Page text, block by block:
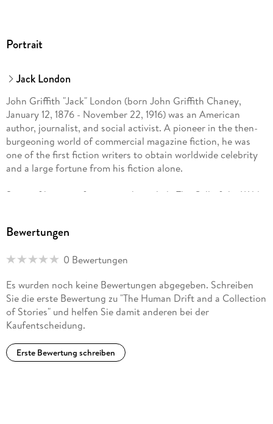
Portrait
Jack London
John Griffith "Jack" London (born John Griffith Chaney,
January 12, 1876 - November 22, 1916) was an American
author, journalist, and social activist. A pioneer in the then-
burgeoning world of commercial magazine fiction, he was
one of the first fiction writers to obtain worldwide celebrity
and a large fortune from his fiction alone.
Some of his most famous works include The Call of the Wild
North", and "Love of Life". He also wrote of the South Pacific
and of the San Francisco Bay area in The Sea Wolf.
London was part of the radical literary group, "The Crowd", in
San Francisco, and a passionate advocate of unionization,
socialism, and the rights of workers. He wrote several
powerful works dealing with these topics, such as his
dystopian novel The Iron Heel, his non-fiction exposé The
People of the Abyss, and The War of the Classes.
Bewertungen
0 Bewertungen
Es wurden noch keine Bewertungen abgegeben. Schreiben
Sie die erste Bewertung zu "The Human Drift and a Collection
of Stories" und helfen Sie damit anderen bei der
Kaufentscheidung.
Erste Bewertung schreiben